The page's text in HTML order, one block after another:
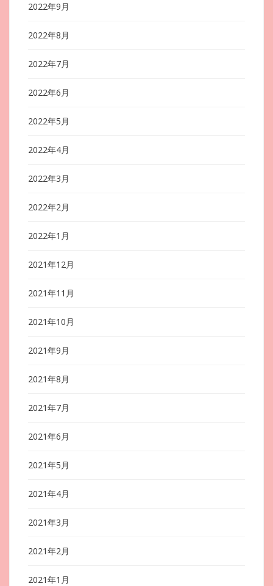
2022年9月
2022年8月
2022年7月
2022年6月
2022年5月
2022年4月
2022年3月
2022年2月
2022年1月
2021年12月
2021年11月
2021年10月
2021年9月
2021年8月
2021年7月
2021年6月
2021年5月
2021年4月
2021年3月
2021年2月
2021年1月